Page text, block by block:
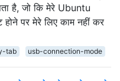
है, जो कि मेरे Ubuntu
पर मेरे लिए काम नहीं कर
tab usb-connection-mode